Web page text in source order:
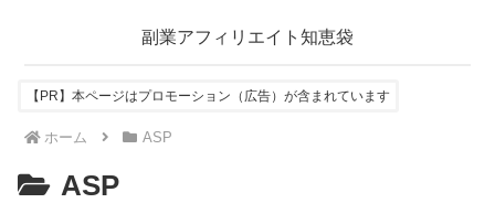
副業アフィリエイト知恵袋
【PR】本ページはプロモーション（広告）が含まれています
ホーム ASP
ASP